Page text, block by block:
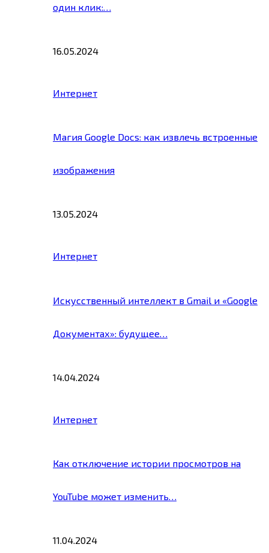
один клик:…
16.05.2024
Интернет
Магия Google Docs: как извлечь встроенные
изображения
13.05.2024
Интернет
Искусственный интеллект в Gmail и «Google
Документах»: будущее…
14.04.2024
Интернет
Как отключение истории просмотров на
YouTube может изменить…
11.04.2024